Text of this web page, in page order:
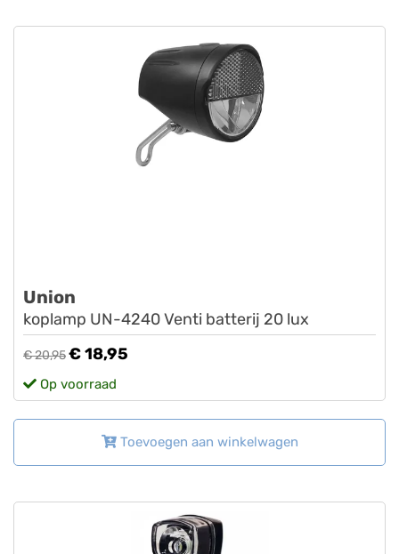
Union
koplamp UN-4240 Venti batterij 20 lux
€ 20,95€ 18,95
Op voorraad
Toevoegen aan winkelwagen